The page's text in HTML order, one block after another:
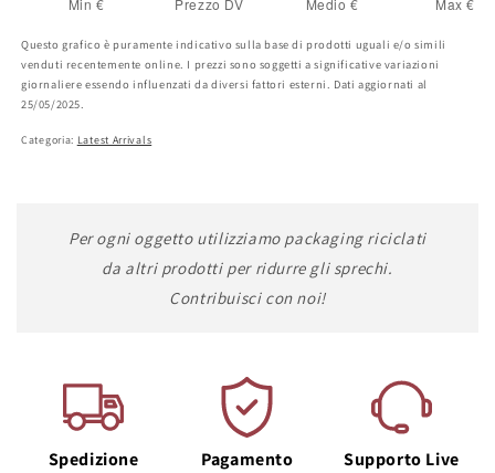
Questo grafico è puramente indicativo sulla base di prodotti uguali e/o simili
venduti recentemente online. I prezzi sono soggetti a significative variazioni
giornaliere essendo influenzati da diversi fattori esterni. Dati aggiornati al
25/05/2025.
Categoria: Latest Arrivals
Per ogni oggetto utilizziamo packaging riciclati
da altri prodotti per ridurre gli sprechi.
Contribuisci con noi!
Spedizione
Pagamento
Supporto Live